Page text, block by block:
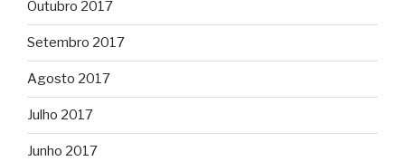
Outubro 2017
Setembro 2017
Agosto 2017
Julho 2017
Junho 2017